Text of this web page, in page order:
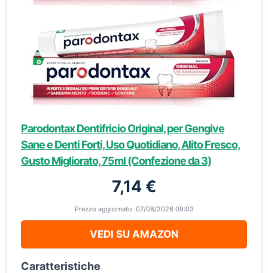
Parodontax Dentifricio Original, per Gengive
Sane e Denti Forti, Uso Quotidiano, Alito Fresco,
Gusto Migliorato, 75ml (Confezione da 3)
7,14 €
Prezzo aggiornato: 07/08/2026 09:03
VEDI SU AMAZON
Caratteristiche